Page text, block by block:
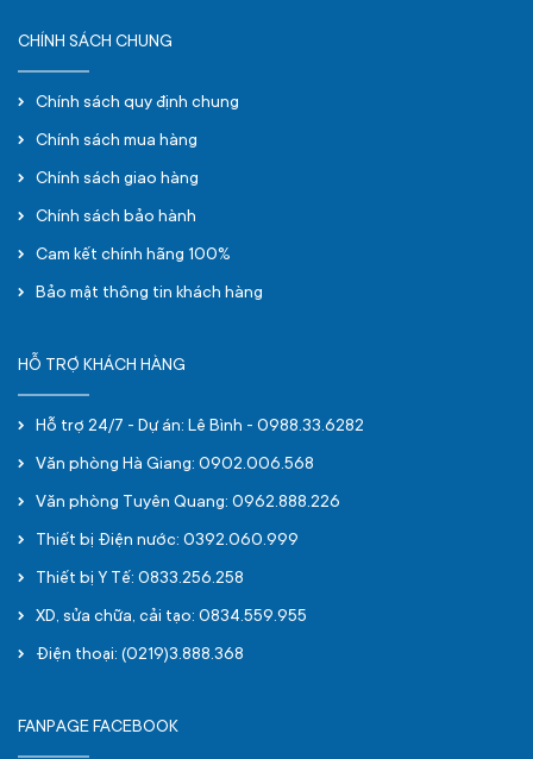
CHÍNH SÁCH CHUNG
Chính sách quy định chung
Chính sách mua hàng
Chính sách giao hàng
Chính sách bảo hành
Cam kết chính hãng 100%
Bảo mật thông tin khách hàng
HỖ TRỢ KHÁCH HÀNG
Hỗ trợ 24/7 - Dự án: Lê Bình - 0988.33.6282
Văn phòng Hà Giang: 0902.006.568
Văn phòng Tuyên Quang: 0962.888.226
Thiết bị Điện nước: 0392.060.999
Thiết bị Y Tế: 0833.256.258
XD, sửa chữa, cải tạo: 0834.559.955
Điện thoại: (0219)3.888.368
FANPAGE FACEBOOK